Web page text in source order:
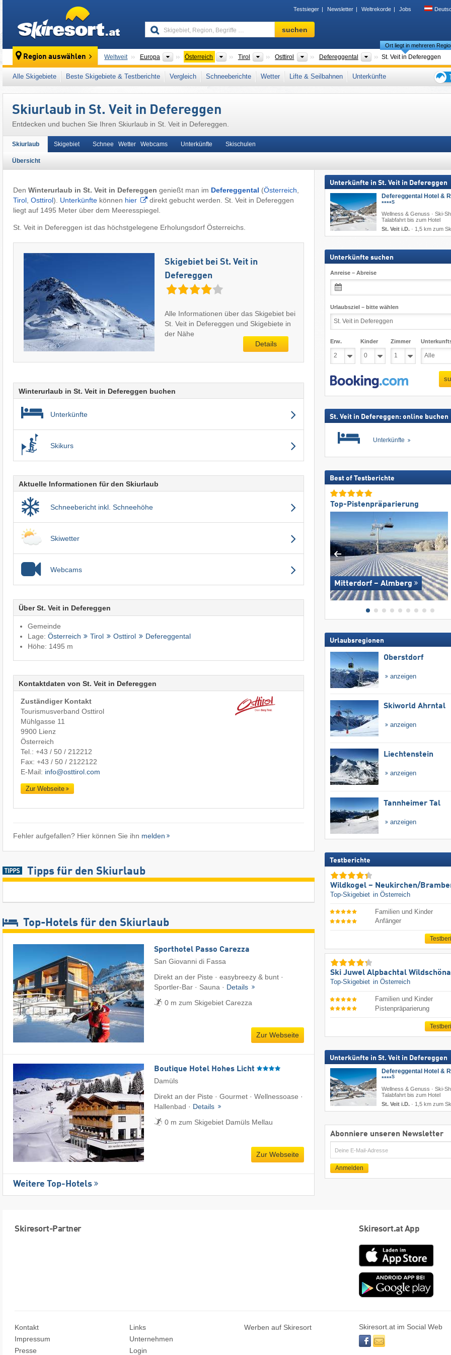
Testsieger Newsletter Weltrekorde Jobs
Skigebiet,
Region,
…
suchen
Region auswählen Weltweit Europa Kontinente
Österreich Länder
Tirol Bundesländer
Osttirol Tourismusregionen
Defereggental Tourismusregionen
Ort liegt in mehreren
St. Veit in Defereggen
Dieser Ort liegt auch in: Venedigergruppe Lienz , Hohe Tauern Tiroler Alpen Zentrale Ostalpen , Westösterreich
, Alpen Mitteleuropa
Alle Skigebiete Beste Skigebiete & Testberichte Vergleich Schneeberichte Wetter Lifte & Seilbahnen
Unterkünfte
Skiurlaub in St. Veit in Defereggen
Entdecken und buchen Sie Ihren Skiurlaub in St. Veit in Defereggen.
Skiurlaub
Übersicht
Skigebiet Schnee Wetter Webcams Unterkünfte Skischulen
Den Winterurlaub in St. Veit in Defereggen genießt man im Defereggental (Österreich
Tirol, Osttirol). Unterkünftekönnen hier
direkt gebucht werden. St. Veit in Defereggen
liegt auf 1495 Meter über dem Meeresspiegel.
St. Veit in Defereggen ist das höchstgelegene Erholungsdorf Österreichs.
Skigebiet bei St. Veit in
Defereggen
Alle Informationen über das Skigebiet bei
St. Veit in Defereggen und Skigebiete in
der Nähe
Details
Winterurlaub in St. Veit in Defereggen buchen
Unterkünfte
Skikurs
Aktuelle Informationen für den Skiurlaub
Schneebericht inkl. Schneehöhe
Skiwetter
Webcams
Über St. Veit in Defereggen
Gemeinde
Lage: Österreich Tirol Osttirol
Defereggental
Höhe: 1495 m
Kontaktdaten von St. Veit in Defereggen
Zuständiger Kontakt
Tourismusverband Osttirol
Mühlgasse 11
9900 Lienz
Österreich
Tel.: +43 / 50 / 212212
Fax: +43 / 50 / 2122122
E-Mail: info@osttirol.com
Zur Webseite
Fehler aufgefallen? Hier können Sie ihn melden
Tipps für den Skiurlaub
Top-Hotels für den Skiurlaub
Sporthotel Passo Carezza
San Giovanni di Fassa
Direkt an der Piste · easybreezy & bunt ·
Sportler-Bar · Sauna · Details
0 m zum Skigebiet Carezza
Zur Webseite
Boutique Hotel Hohes Licht
Damüls
Direkt an der Piste · Gourmet · Wellnessoase ·
Hallenbad · Details
0 m zum Skigebiet Damüls Mellau
Zur Webseite
Weitere Top-Hotels
Unterkünfte in St. Veit in Defereggen
Defereggental Hotel &
****S
Wellness & Genuss · Ski-
Talabfahrt bis zum Hotel
St. Veit i.D.· 1,5 km zum
Unterkünfte suchen
Anreise – Abreise
Urlaubsziel – bitte wählen
Erw. Kinder Zimmer
St. Veit in Defereggen: online buchen
Unterkünfte
Best of Testberichte
Top-Pistenpräparierung
Mitterdorf – Almberg
Urlaubsregionen
Oberstdorf
anzeigen
Skiworld Ahrntal
anzeigen
Liechtenstein
anzeigen
Tannheimer Tal
anzeigen
Testberichte
Wildkogel – Neukirchen/​
Top-Skigebiet in Österreich
Familien und Kinder
Anfänger
Ski Juwel Alpbachtal
Top-Skigebiet in Österreich
Familien und Kinder
Pistenpräparierung
Unterkünfte in St. Veit in Defereggen
Defereggental Hotel &
****S
Wellness & Genuss · Ski-
Talabfahrt bis zum Hotel
St. Veit i.D.· 1,5 km zum
Abonniere unseren Newsletter
E-
Mail
Anmelden
Skiresort-Partner Skiresort.at App
App
Store
Kontakt
Impressum
Presse
Links
Unternehmen
Login
Werben auf Skiresort
Skiresort.at im Social Web
facebooknewsletter